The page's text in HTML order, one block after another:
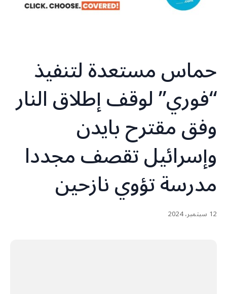
حماس مستعدة لتنفيذ
“فوري” لوقف إطلاق النار
وفق مقترح بايدن
وإسرائيل تقصف مجددا
مدرسة تؤوي نازحين
12 سبتمبر، 2024